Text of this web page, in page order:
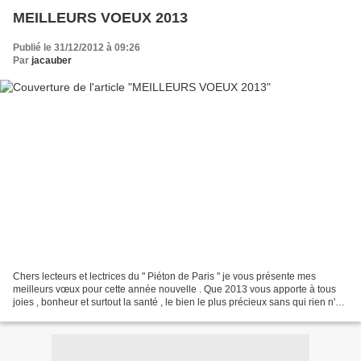
MEILLEURS VOEUX 2013
Publié le 31/12/2012 à 09:26
Par jacauber
Chers lecteurs et lectrices du " Piéton de Paris " je vous présente mes
meilleurs vœux pour cette année nouvelle . Que 2013 vous apporte à tous
joies , bonheur et surtout la santé , le bien le plus précieux sans qui rien n'est